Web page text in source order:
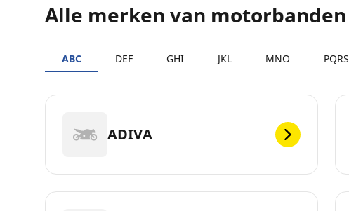
Alle merken van motorbanden
ABC DEF GHI JKL MNO PQRS
ADIVA